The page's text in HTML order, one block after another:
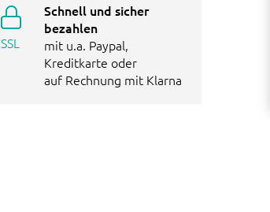
SSL
Schnell und sicher
bezahlen
mit u.a. Paypal,
Kreditkarte oder
auf Rechnung mit Klarna